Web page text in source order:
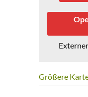
Größere